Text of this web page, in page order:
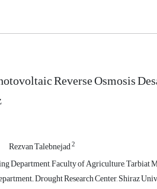
Reverse Osmosis
Rezvan Talebnejad2
Department, Faculty of Agriculture, Tarbiat
Drought Research Center, Shiraz